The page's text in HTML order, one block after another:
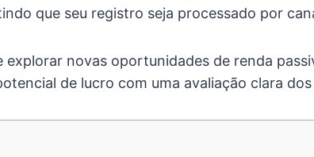
que seu registro seja processado por
explorar novas oportunidades de renda
de lucro com uma avaliação clara